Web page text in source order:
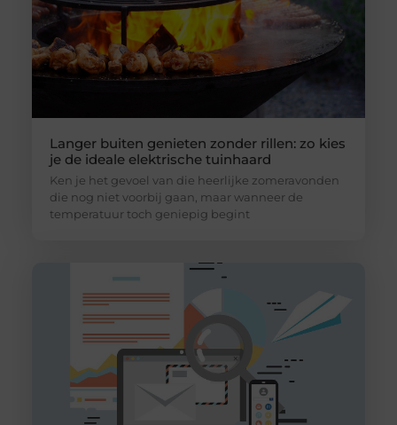
Langer buiten genieten zonder rillen: zo kies
je de ideale elektrische tuinhaard
Ken je het gevoel van die heerlijke zomeravonden
die nog niet voorbij gaan, maar wanneer de
temperatuur toch geniepig begint